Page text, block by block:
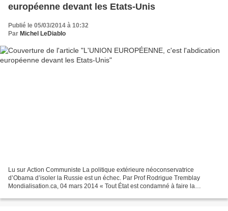
européenne devant les Etats-Unis
Publié le 05/03/2014 à 10:32
Par Michel LeDiablo
Lu sur Action Communiste La politique extérieure néoconservatrice
d’Obama d’isoler la Russie est un échec. Par Prof Rodrigue Tremblay
Mondialisation.ca, 04 mars 2014 « Tout État est condamné à faire la